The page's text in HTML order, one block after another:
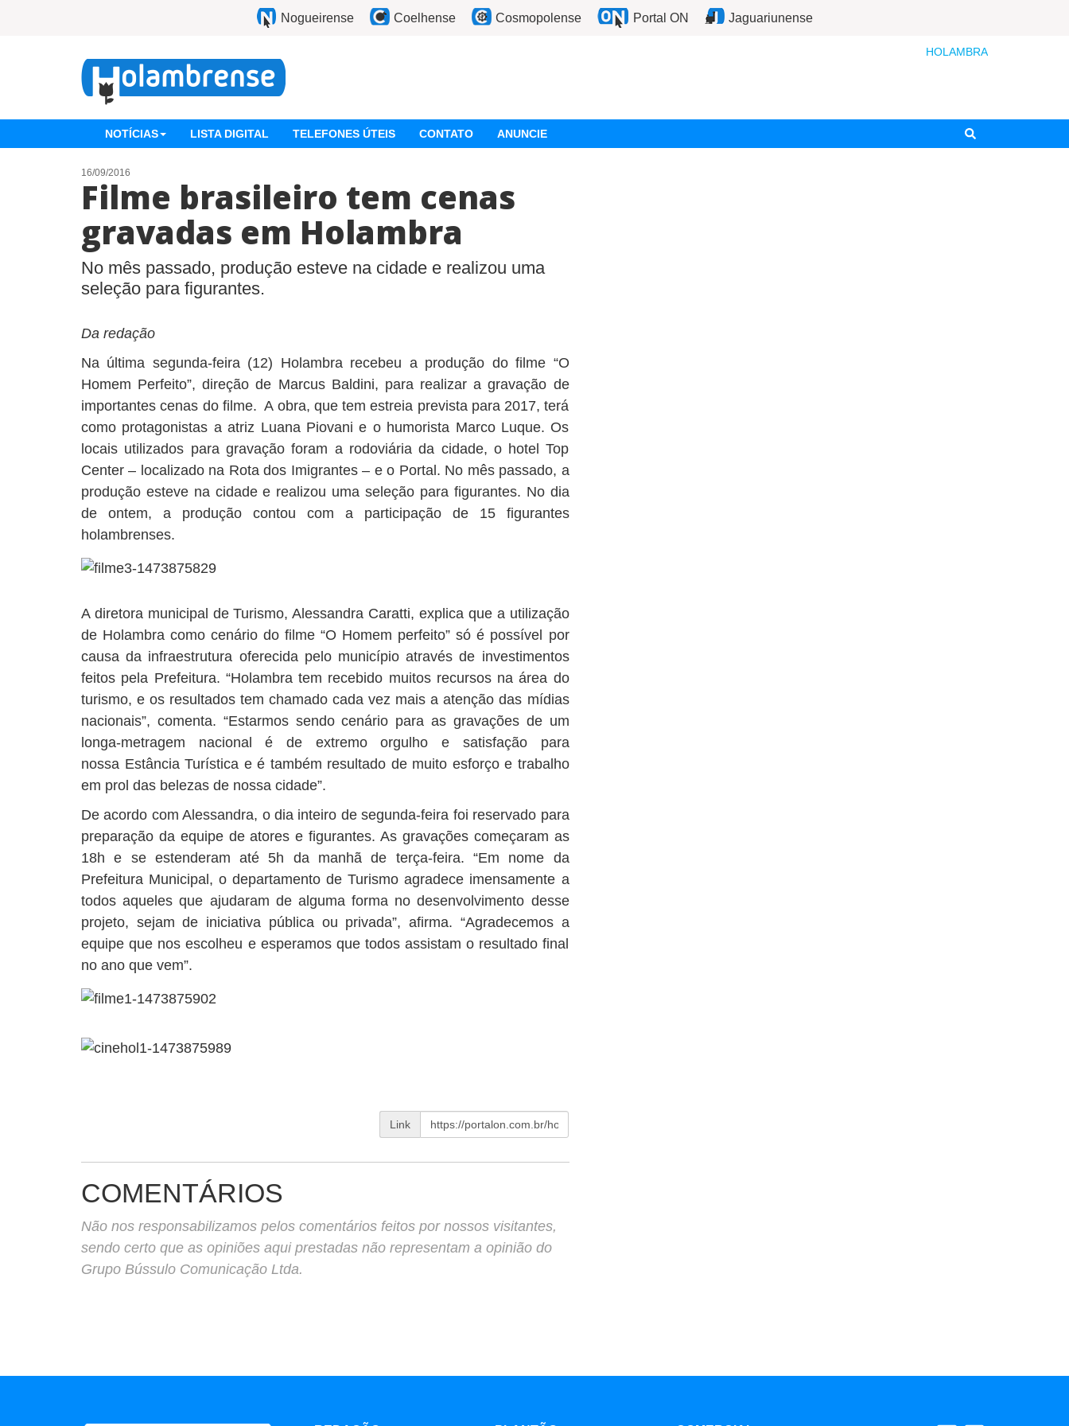
Nogueirense Coelhense Cosmopolense Portal ON Jaguariunense
HOLAMBRA
NOTÍCIAS LISTA DIGITAL TELEFONES ÚTEIS CONTATO ANUNCIE
16/09/2016
Filme brasileiro tem cenas
gravadas em Holambra
No mês passado, produção esteve na cidade e realizou uma
seleção para figurantes.
Da redação
Na última segunda-feira (12) Holambra recebeu a produção do filme “O
Homem Perfeito”, direção de Marcus Baldini, para realizar a gravação de
importantes cenas do filme. A obra, que tem estreia prevista para 2017, terá
como protagonistas a atriz Luana Piovani e o humorista Marco Luque. Os
locais utilizados para gravação foram a rodoviária da cidade, o hotel Top
Center – localizado na Rota dos Imigrantes – e o Portal. No mês passado, a
produção esteve na cidade e realizou uma seleção para figurantes. No dia
de ontem, a produção contou com a participação de 15 figurantes
holambrenses.
A diretora municipal de Turismo, Alessandra Caratti, explica que a utilização
de Holambra como cenário do filme “O Homem perfeito” só é possível por
causa da infraestrutura oferecida pelo município através de investimentos
feitos pela Prefeitura. “Holambra tem recebido muitos recursos na área do
turismo, e os resultados tem chamado cada vez mais a atenção das mídias
nacionais”, comenta. “Estarmos sendo cenário para as gravações de um
longa-metragem nacional é de extremo orgulho e satisfação para
nossa Estância Turística e é também resultado de muito esforço e trabalho
em prol das belezas de nossa cidade”.
De acordo com Alessandra, o dia inteiro de segunda-feira foi reservado para
preparação da equipe de atores e figurantes. As gravações começaram as
18h e se estenderam até 5h da manhã de terça-feira. “Em nome da
Prefeitura Municipal, o departamento de Turismo agradece imensamente a
todos aqueles que ajudaram de alguma forma no desenvolvimento desse
projeto, sejam de iniciativa pública ou privada”, afirma. “Agradecemos a
equipe que nos escolheu e esperamos que todos assistam o resultado final
no ano que vem”.
Link
COMENTÁRIOS
Não nos responsabilizamos pelos comentários feitos por nossos visitantes,
sendo certo que as opiniões aqui prestadas não representam a opinião do
Grupo Bússulo Comunicação Ltda.